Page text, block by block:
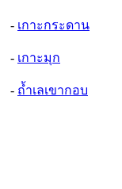
- เกาะกระดาน
- เกาะมุก
- ถ้ำเลเขากอบ